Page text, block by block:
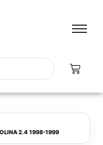
2.4 1998-1999